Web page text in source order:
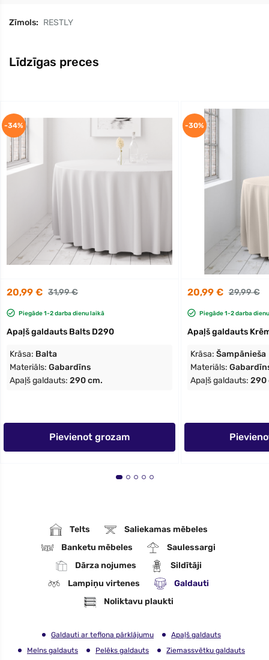
Zīmols: RESTLY
Līdzīgas preces
20,99 € 31,99 €
Piegāde 1-2 darba dienu laikā
Apaļš galdauts Balts D290
Krāsa: Balta
Materiāls: Gabardīns
Apaļš galdauts: 290 cm.
Pievienot grozam
-34%
20,99 € 29,99 €
Piegāde 1-2 darba
Apaļš galdauts
Krāsa: Šampānieša
Materiāls:
Apaļš galdauts: 290
-30%
Telts
Saliekamas mēbeles
Banketu mēbeles
Saulessargi
Dārza nojumes
Sildītāji
Lampiņu virtenes
Galdauti
Noliktavu plaukti
Galdauti ar teflona pārklājumu
Apaļš galdauts
Melns galdauts
Pelēks galdauts Ziemassvētku galdauts